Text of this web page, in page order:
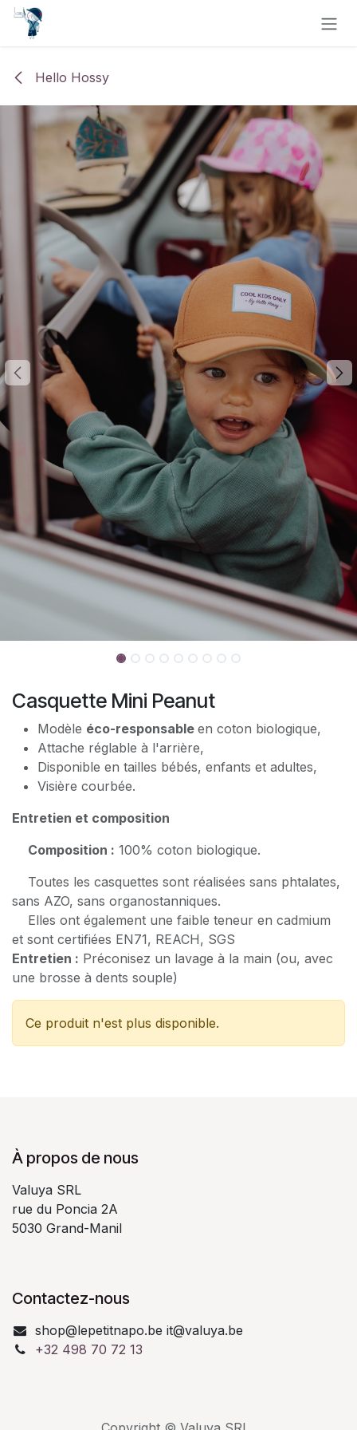
Se rendre au contenu
Hello Hossy
Casquette Mini Peanut
Modèle éco-responsable en coton biologique,
Attache réglable à l'arrière,
Disponible en tailles bébés, enfants et adultes,
Visière courbée.
Entretien et composition
Composition : 100% coton biologique.
Toutes les casquettes sont réalisées sans phtalates,
sans AZO, sans organostanniques.
Elles ont également une faible teneur en cadmium
et sont certifiées EN71, REACH, SGS
Entretien : Préconisez un lavage à la main (ou, avec
une brosse à dents souple)
Ce produit n'est plus disponible.
À propos de nous
Valuya SRL
rue du Poncia 2A
5030 Grand-Manil
Contactez-nous
shop@lepetitnapo.be it@valuya.be
+32 498 70 72 13